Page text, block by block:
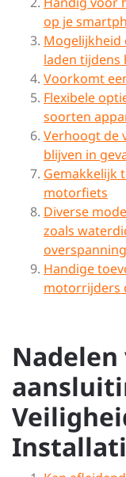
op je
laden tijdens
Voorkomt
Flexibele
soorten
Verhoogt de
blijven in
Gemakkelijk
motorfiets
Diverse
zoals
overspanning
Handige
motorrijders
Nadelen